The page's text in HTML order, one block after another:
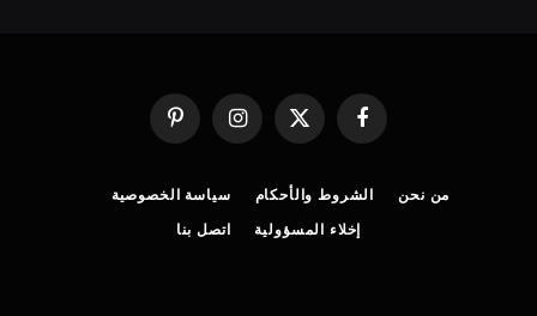
فيسبوك
X
(Twitter)
الانستغرامبينتيريست
من نحن الشروط والأحكام
سياسة الخصوصية
إخلاء المسؤولية
اتصل بنا